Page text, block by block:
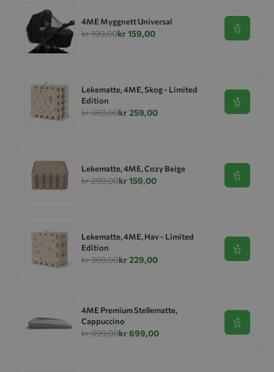
4ME Myggnett Universal
kr 199,00kr 159,00 Se
Lekematte, 4ME, Skog - Limited
Edition
kr 369,00kr 259,00
Se
Lekematte, 4ME, Cozy Beige
kr 299,00kr 159,00 Se
Lekematte, 4ME, Hav - Limited
Edition
kr 369,00kr 229,00
Se
4ME Premium Stellematte,
Cappuccino
kr 999,00kr 699,00
Se